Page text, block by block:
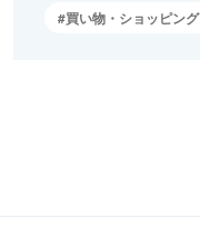
買い物・ショッピング